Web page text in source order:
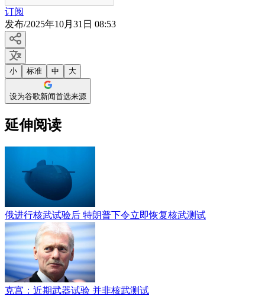
订阅
发布/2025年10月31日 08:53
小 标准 中 大
设为谷歌新闻首选来源
延伸阅读
俄进行核武试验后 特朗普下令立即恢复核武测试
克宫：近期武器试验 并非核武测试